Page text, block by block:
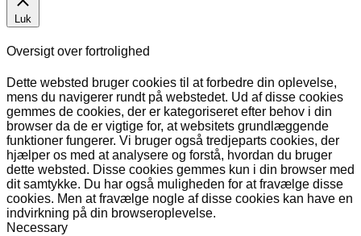
Luk
Oversigt over fortrolighed
Dette websted bruger cookies til at forbedre din oplevelse,
mens du navigerer rundt på webstedet. Ud af disse cookies
gemmes de cookies, der er kategoriseret efter behov i din
browser da de er vigtige for, at websitets grundlæggende
funktioner fungerer. Vi bruger også tredjeparts cookies, der
hjælper os med at analysere og forstå, hvordan du bruger
dette websted. Disse cookies gemmes kun i din browser med
dit samtykke. Du har også muligheden for at fravælge disse
cookies. Men at fravælge nogle af disse cookies kan have en
indvirkning på din browseroplevelse.
Necessary